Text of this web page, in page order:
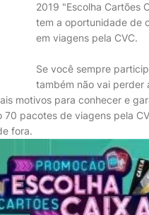
2019 "Escolha Cartões
tem a oportunidade de
em viagens pela CVC.
Se você sempre
também não vai perder
motivos para conhecer e
pacotes de viagens pela
fora.